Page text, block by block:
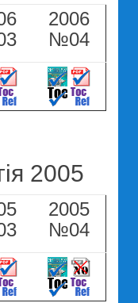
2006
№04
2005
2005
№04